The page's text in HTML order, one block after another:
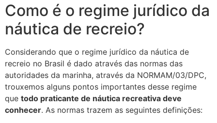
Como é o regime jurídico da
náutica de recreio?
Considerando que o regime jurídico da náutica de
recreio no Brasil é dado através das normas das
autoridades da marinha, através da NORMAM/03/DPC,
trouxemos alguns pontos importantes desse regime
que todo praticante de náutica recreativa deve
conhecer. As normas trazem as seguintes definições: